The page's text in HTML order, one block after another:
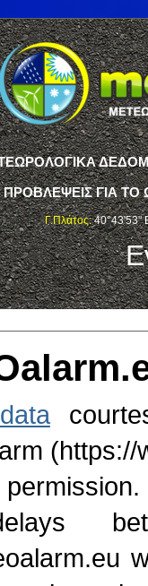
ΓΙΑ ΤΟ
Γ.Πλάτος:40°43'53"